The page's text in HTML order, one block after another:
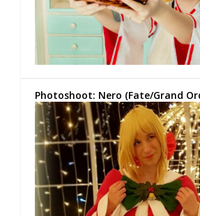
Photoshoot: Nero (Fate/Grand